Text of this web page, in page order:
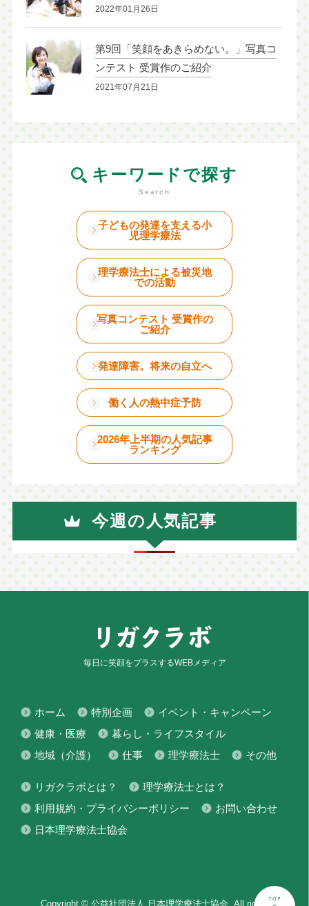
2022年01月26日
第9回「笑顔をあきらめない。」写真コ
ンテスト 受賞作のご紹介
2021年07月21日
キーワードで探す
子どもの発達を支える小
児理学療法
理学療法士による被災地
での活動
写真コンテスト 受賞作の
ご紹介
発達障害。将来の自立へ
働く人の熱中症予防
2026年上半期の人気記事
ランキング
今週の人気記事
毎日に笑顔をプラスするWEBメディア
ホーム 特別企画
イベント・キャンペーン
健康・医療
暮らし・ライフスタイル
地域（介護）
仕事 理学療法士 その他
リガクラボとは？
理学療法士とは？
利用規約・プライバシーポリシー
お問い合わせ
日本理学療法士協会
Copyright © 公益社団法人 日本理学療法士協会. All rights